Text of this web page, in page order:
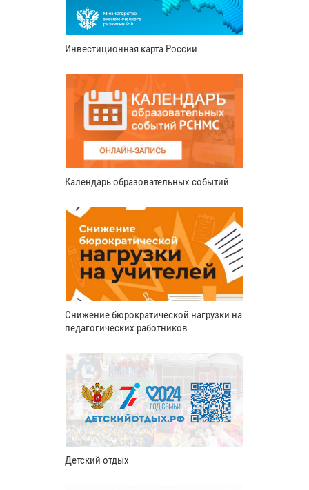
Инвестиционная карта России
Календарь образовательных событий
Снижение бюрократической нагрузки на
педагогических работников
Детский отдых